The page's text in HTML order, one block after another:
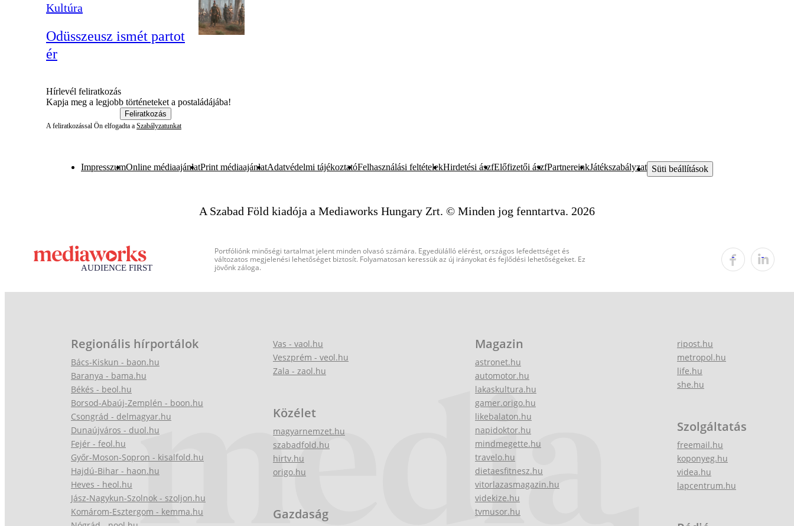
Kultúra
Odüsszeusz ismét partot
ér
Hírlevél feliratkozás
Kapja meg a legjobb történeteket a postaládájába!
Feliratkozás
A feliratkozással Ön elfogadta a Szabályzatunkat
ImpresszumOnline médiaajánlatPrint médiaajánlatAdatvédelmi tájékoztatóFelhasználási feltételekHirdetési ászfElőfizetői ászfPartnereinkJátékszabályzat Süti beállítások
A Szabad Föld kiadója a Mediaworks Hungary Zrt. © Minden jog fenntartva. 2026
Portfóliónk minőségi tartalmat jelent minden olvasó számára. Egyedülálló elérést, országos lefedettséget és
változatos megjelenési lehetőséget biztosít. Folyamatosan keressük az új irányokat és fejlődési lehetőségeket. Ez
jövőnk záloga.
Regionális hírportálok
Bács-Kiskun - baon.hu
Baranya - bama.hu
Békés - beol.hu
Borsod-Abaúj-Zemplén - boon.hu
Csongrád - delmagyar.hu
Dunaújváros - duol.hu
Fejér - feol.hu
Győr-Moson-Sopron - kisalfold.hu
Hajdú-Bihar - haon.hu
Heves - heol.hu
Jász-Nagykun-Szolnok - szoljon.hu
Komárom-Esztergom - kemma.hu
Vas - vaol.hu
Veszprém - veol.hu
Zala - zaol.hu
Közélet
magyarnemzet.hu
szabadfold.hu
hirtv.hu
origo.hu
Gazdaság
Magazin
astronet.hu
automotor.hu
lakaskultura.hu
gamer.origo.hu
likebalaton.hu
napidoktor.hu
mindmegette.hu
travelo.hu
dietaesfitnesz.hu
vitorlazasmagazin.hu
videkize.hu
tvmusor.hu
ripost.hu
metropol.hu
life.hu
she.hu
Szolgáltatás
freemail.hu
koponyeg.hu
videa.hu
lapcentrum.hu